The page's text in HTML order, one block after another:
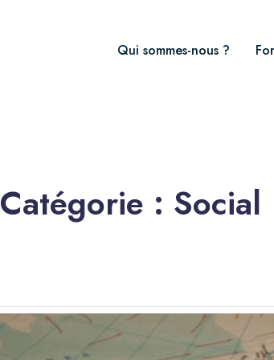
Qui sommes-nous ?
Catégorie : Social